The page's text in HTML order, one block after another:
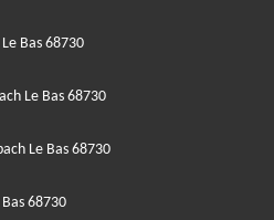
Bas 68730
Le Bas 68730
Le Bas 68730
68730